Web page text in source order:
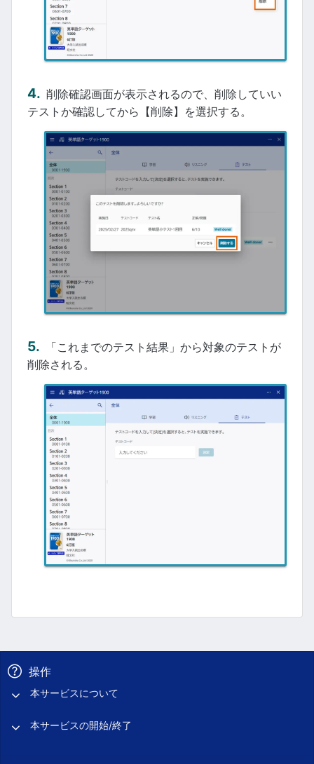
削除確認画面が表示されるので、削除していい
テストか確認してから【削除】を選択する。
「これまでのテスト結果」から対象のテストが
削除される。
操作
本サービスについて
本サービスの開始/終了